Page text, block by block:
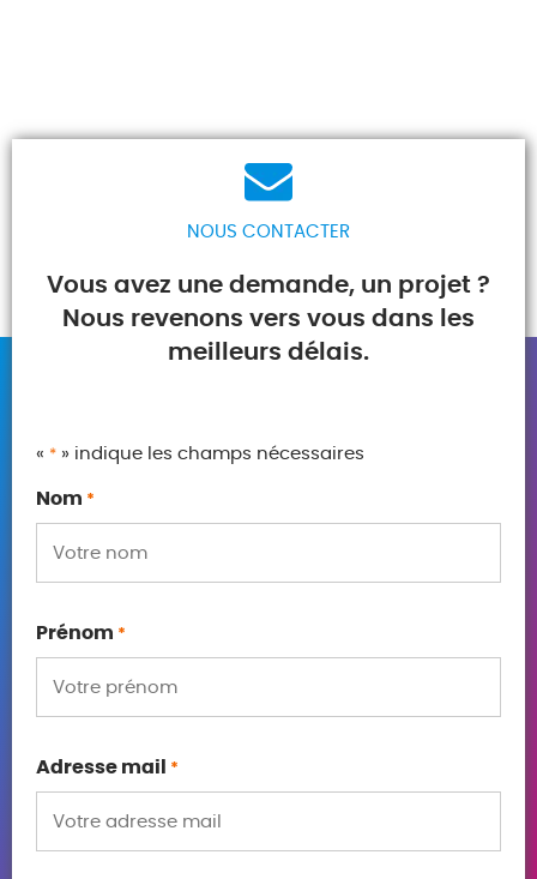
NOUS CONTACTER
Vous avez une demande, un projet ?
Nous revenons vers vous dans les
meilleurs délais.
« * » indique les champs nécessaires
Nom *
Prénom *
Adresse mail *